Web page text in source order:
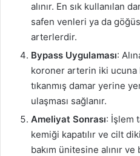
alınır. En sık kullanılan
safen venleri ya da
arterlerdir.
Bypass Uygulaması:
koroner arterin iki ucuna
tıkanmış damar yerine
ulaşması sağlanır.
Ameliyat Sonrası: İşlem
kemiği kapatılır ve cilt
bakım ünitesine alınır